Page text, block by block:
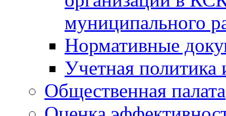
муниципального
Нормативные
Учетная политика
Общественная палата